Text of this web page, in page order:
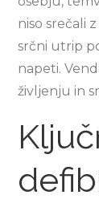
niso srečali
srčni utrip
napeti.
življenju in